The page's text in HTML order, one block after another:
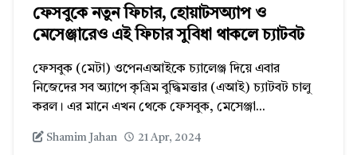
ফেসবুকে নতুন ফিচার, হোয়াটসঅ্যাপ ও
মেসেঞ্জারেও এই ফিচার সুবিধা থাকলে চ্যাটবট
ফেসবুক (মেটা) ওপেনএআইকে চ্যালেঞ্জ দিয়ে এবার
নিজেদের সব অ্যাপে কৃত্রিম বুদ্ধিমত্তার (এআই) চ্যাটবট চালু
করল। এর মানে এখন থেকে ফেসবুক, মেসেঞ্জা...
Shamim Jahan 21 Apr, 2024